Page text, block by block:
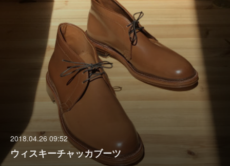
2018.04.26 09:52
ウィスキーチャッカブーツ